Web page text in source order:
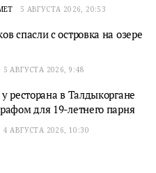
5 АВГУСТА 2026, 20:53
спасли с островка на озере
5 АВГУСТА 2026, 9:48
ресторана в Талдыкоргане
для 19-летнего парня
4 АВГУСТА 2026, 10:30